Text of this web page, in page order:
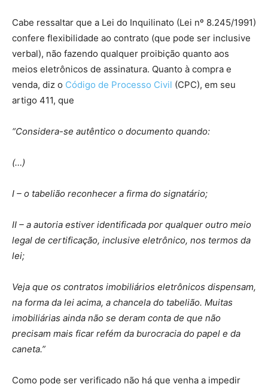
Cabe ressaltar que a Lei do Inquilinato (Lei nº 8.245/1991)
confere flexibilidade ao contrato (que pode ser inclusive
verbal), não fazendo qualquer proibição quanto aos
meios eletrônicos de assinatura. Quanto à compra e
venda, diz o Código de Processo Civil (CPC), em seu
artigo 411, que
“Considera-se autêntico o documento quando:
(…)
I – o tabelião reconhecer a firma do signatário;
II – a autoria estiver identificada por qualquer outro meio
legal de certificação, inclusive eletrônico, nos termos da
lei;
Veja que os contratos imobiliários eletrônicos dispensam,
na forma da lei acima, a chancela do tabelião. Muitas
imobiliárias ainda não se deram conta de que não
precisam mais ficar refém da burocracia do papel e da
caneta.”
Como pode ser verificado não há que venha a impedir